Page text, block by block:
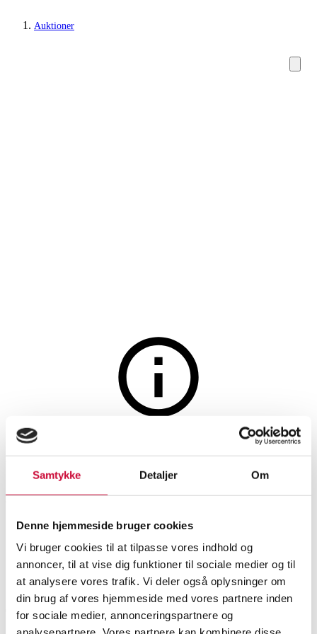
Samtykke Detaljer Om
Denne hjemmeside bruger cookies
Vi bruger cookies til at tilpasse vores indhold og
annoncer, til at vise dig funktioner til sociale medier og til
at analysere vores trafik. Vi deler også oplysninger om
din brug af vores hjemmeside med vores partnere inden
for sociale medier, annonceringspartnere og
Auktioner
Loftslamper
Poul Henningsen. 3/2
Akademikrone, patended,
1930'erne
SHOWROOM
Aarhus
VURDERING
DKK 46.000
VARENUMMER
6540675